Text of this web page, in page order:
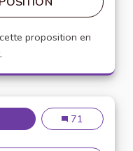
proposition en
PERSONNE
Appellation
71